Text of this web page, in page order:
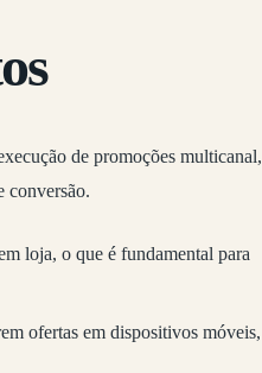
de promoções multicanal,
conversão.
loja, o que é fundamental para
ofertas em dispositivos móveis,